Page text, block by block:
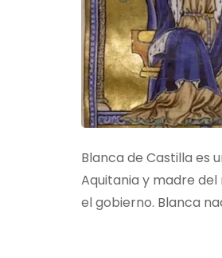
Blanca de Castilla es
Aquitania y madre
el gobierno. Blanca